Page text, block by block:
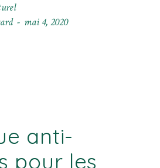
mai 4, 2020
anti-
pour les